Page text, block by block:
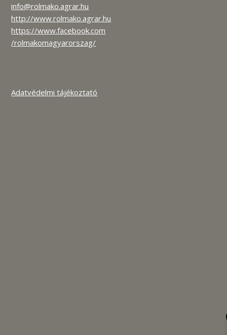
info@rolmako.agrar.hu
http://www.rolmako.agrar.hu
https://www.facebook.com
/rolmakomagyarorszag/
Adatvédelmi tájékoztató